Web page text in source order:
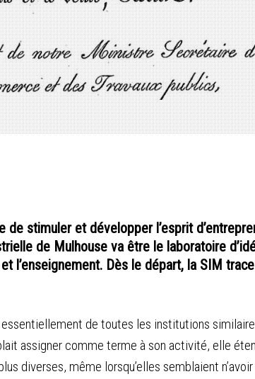
stimuler et développer l’esprit
de Mulhouse va être le laboratoire
l’enseignement. Dès le départ, la SIM
de toutes les institutions
assigner comme terme à son activité, elle
diverses, même lorsqu’elles semblaient